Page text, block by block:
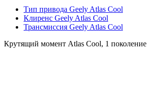
Тип привода Geely Atlas Cool
Клиренс Geely Atlas Cool
Трансмиссия Geely Atlas Cool
Крутящий момент Atlas Cool, 1 поколение